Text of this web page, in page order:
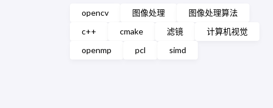
opencv 图像处理
图像处理算法
c++
cmake 滤镜
计算机视觉
openmp
pcl simd